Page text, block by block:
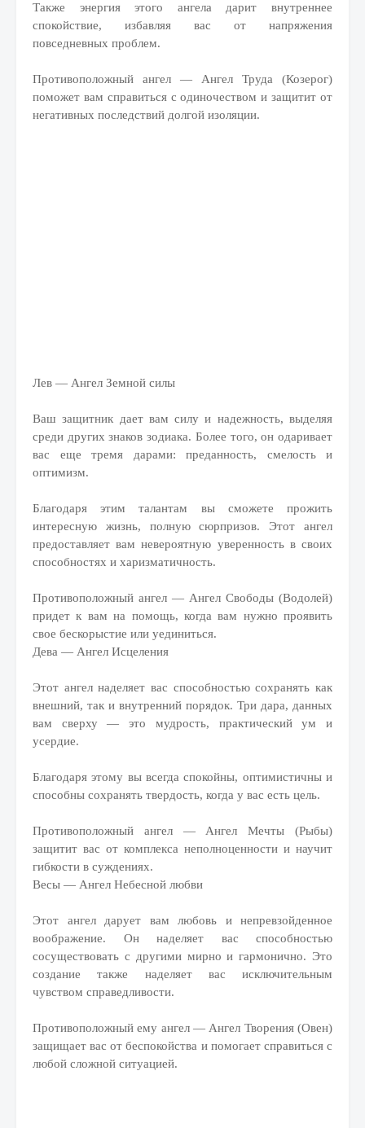
Также энергия этого ангела дарит внутреннее
спокойствие, избавляя вас от напряжения
повседневных проблем.
Противоположный ангел — Ангел Труда (Козерог)
поможет вам справиться с одиночеством и защитит от
негативных последствий долгой изоляции.
Лев — Ангел Земной силы
Ваш защитник дает вам силу и надежность, выделяя
среди других знаков зодиака. Более того, он одаривает
вас еще тремя дарами: преданность, смелость и
оптимизм.
Благодаря этим талантам вы сможете прожить
интересную жизнь, полную сюрпризов. Этот ангел
предоставляет вам невероятную уверенность в своих
способностях и харизматичность.
Противоположный ангел — Ангел Свободы (Водолей)
придет к вам на помощь, когда вам нужно проявить
свое бескорыстие или уединиться.
Дева — Ангел Исцеления
Этот ангел наделяет вас способностью сохранять как
внешний, так и внутренний порядок. Три дара, данных
вам сверху — это мудрость, практический ум и
усердие.
Благодаря этому вы всегда спокойны, оптимистичны и
способны сохранять твердость, когда у вас есть цель.
Противоположный ангел — Ангел Мечты (Рыбы)
защитит вас от комплекса неполноценности и научит
гибкости в суждениях.
Весы — Ангел Небесной любви
Этот ангел дарует вам любовь и непревзойденное
воображение. Он наделяет вас способностью
сосуществовать с другими мирно и гармонично. Это
создание также наделяет вас исключительным
чувством справедливости.
Противоположный ему ангел — Ангел Творения (Овен)
защищает вас от беспокойства и помогает справиться с
любой сложной ситуацией.